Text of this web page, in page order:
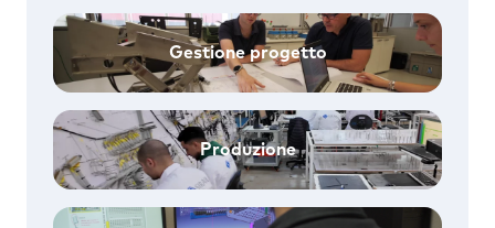
Gestione progetto
Produzione